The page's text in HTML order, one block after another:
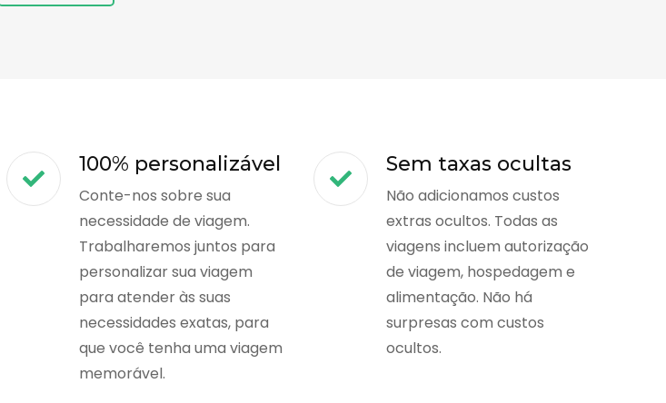
100% personalizável
Conte-nos sobre sua
necessidade de viagem.
Trabalharemos juntos para
personalizar sua viagem
para atender às suas
necessidades exatas, para
que você tenha uma viagem
memorável.
Sem taxas ocultas
Não adicionamos custos
extras ocultos. Todas as
viagens incluem autorização
de viagem, hospedagem e
alimentação. Não há
surpresas com custos
ocultos.